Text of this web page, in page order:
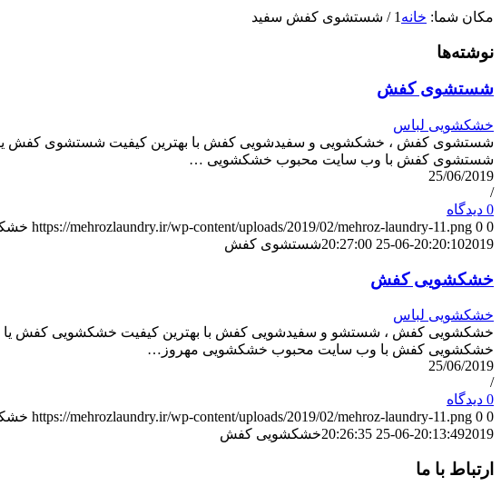
مکان شما: خانه 1
/ شستشوی کفش سفید
نوشته‌ها
شستشوی کفش
خشکشویی لباس
شستشوی کفش ، خشکشویی و سفیدشویی کفش با بهترین کیفیت شستشوی کفش یا
شستشوی کفش با وب سایت محبوب خشکشویی …
25/06/2019
/
0 دیدگاه
https://mehrozlaundry.ir/wp-content/uploads/2019/02/mehroz-laundry-11.png 0 0
20:20:102019-06-25 20:27:00 شستشوی کفش
خشکشویی کفش
خشکشویی لباس
خشکشویی کفش ، شستشو و سفیدشویی کفش با بهترین کیفیت خشکشویی کفش یا
خشکشویی کفش با وب سایت محبوب خشکشویی مهروز…
25/06/2019
/
0 دیدگاه
https://mehrozlaundry.ir/wp-content/uploads/2019/02/mehroz-laundry-11.png 0 0
20:13:492019-06-25 20:26:35 خشکشویی کفش
ارتباط با ما